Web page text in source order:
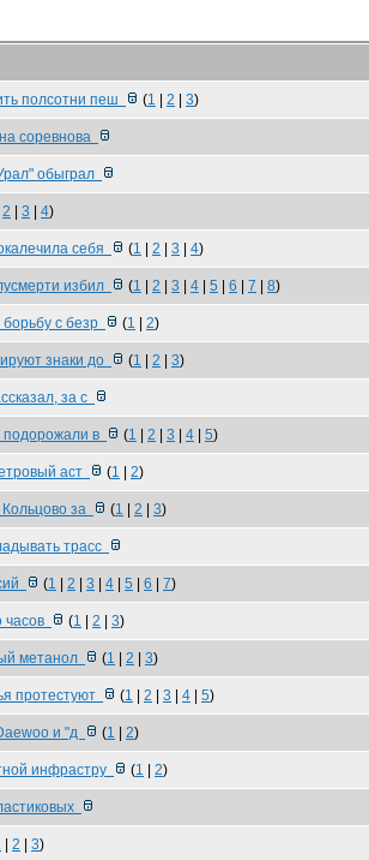
полсотни пеш (1 2 3)
соревнова
обыграл
2 3 4)
себя (1 2 3 4)
избил (1 2 3 4 5 6 7 8)
с безр (1 2)
знаки до (1 2 3)
за с
подорожали в (1 2 3 4 5)
аст (1 2)
за (1 2 3)
трасс
(1 2 3 4 5 6 7)
часов (1 2 3)
метанол (1 2 3)
протестуют (1 2 3 4 5)
и "д (1 2)
инфрастру (1 2)
2 3)